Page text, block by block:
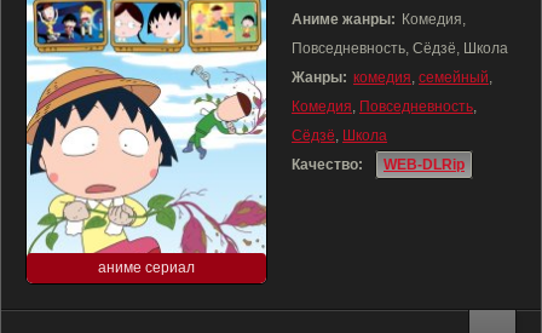
аниме сериал
Аниме жанры: Комедия,
Повседневность, Сёдзё, Школа
Жанры: комедия, семейный,
Комедия, Повседневность,
Сёдзё, Школа
Качество:
WEB-DLRip